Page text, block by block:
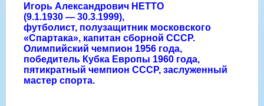
Игорь Александрович НЕТТО
(9.1.1930 — 30.3.1999),
футболист, полузащитник московского
«Спартака», капитан сборной СССР.
Олимпийский чемпион 1956 года,
победитель Кубка Европы 1960 года,
пятикратный чемпион СССР, заслуженный
мастер спорта.